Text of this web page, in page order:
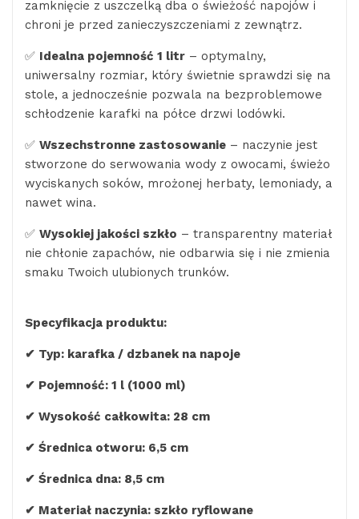
zamknięcie z uszczelką dba o świeżość napojów i
chroni je przed zanieczyszczeniami z zewnątrz.
✅ Idealna pojemność 1 litr – optymalny,
uniwersalny rozmiar, który świetnie sprawdzi się na
stole, a jednocześnie pozwala na bezproblemowe
schłodzenie karafki na półce drzwi lodówki.
✅ Wszechstronne zastosowanie – naczynie jest
stworzone do serwowania wody z owocami, świeżo
wyciskanych soków, mrożonej herbaty, lemoniady, a
nawet wina.
✅ Wysokiej jakości szkło – transparentny materiał
nie chłonie zapachów, nie odbarwia się i nie zmienia
smaku Twoich ulubionych trunków.
Specyfikacja produktu:
✔ Typ: karafka / dzbanek na napoje
✔ Pojemność: 1 l (1000 ml)
✔ Wysokość całkowita: 28 cm
✔ Średnica otworu: 6,5 cm
✔ Średnica dna: 8,5 cm
✔ Materiał naczynia: szkło ryflowane